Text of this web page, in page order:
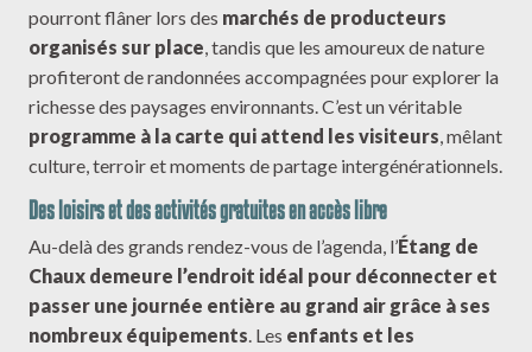
pourront flâner lors des marchés de producteurs
organisés sur place, tandis que les amoureux de nature
profiteront de randonnées accompagnées pour explorer la
richesse des paysages environnants. C’est un véritable
programme à la carte qui attend les visiteurs, mêlant
culture, terroir et moments de partage intergénérationnels.
Des loisirs et des activités gratuites en accès libre
Au-delà des grands rendez-vous de l’agenda, l’Étang de
Chaux demeure l’endroit idéal pour déconnecter et
passer une journée entière au grand air grâce à ses
nombreux équipements. Les enfants et les